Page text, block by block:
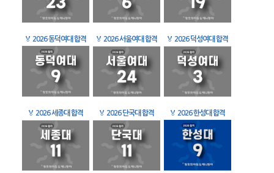
🏅 2026 동덕여대 합격 🏅 2026 서울여대 합격 🏅 2026 덕성여대 합격
🏅 2026 세종대 합격 🏅 2026 단국대 합격 🏅 2026 한성대 합격